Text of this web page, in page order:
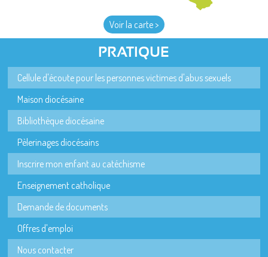
Voir la carte >
PRATIQUE
Cellule d'écoute pour les personnes victimes d'abus sexuels
Maison diocésaine
Bibliothèque diocésaine
Pèlerinages diocésains
Inscrire mon enfant au catéchisme
Enseignement catholique
Demande de documents
Offres d'emploi
Nous contacter